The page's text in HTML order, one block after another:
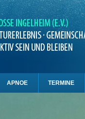
APNOE TERMINE